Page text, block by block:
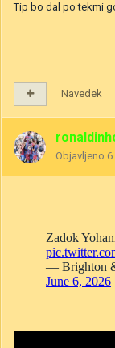
Tip bo dal po tekmi
Navedek
Objavljeno